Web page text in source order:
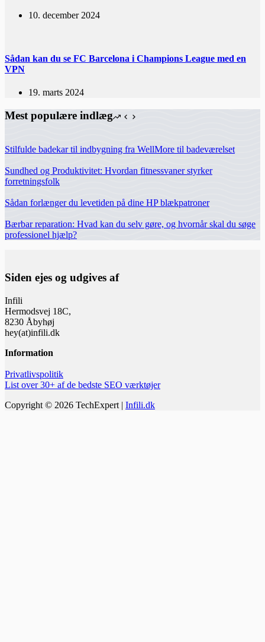
10. december 2024
Sådan kan du se FC Barcelona i Champions League med en
VPN
19. marts 2024
Mest populære indlæg
Stilfulde badekar til indbygning fra WellMore til badeværelset
Sundhed og Produktivitet: Hvordan fitnessvaner styrker
forretningsfolk
Sådan forlænger du levetiden på dine HP blækpatroner
Bærbar reparation: Hvad kan du selv gøre, og hvornår skal du søge
professionel hjælp?
Siden ejes og udgives af
Infili
Hermodsvej 18C,
8230 Åbyhøj
hey(at)infili.dk
Information
Privatlivspolitik
List over 30+ af de bedste SEO værktøjer
Copyright © 2026 TechExpert | Infili.dk